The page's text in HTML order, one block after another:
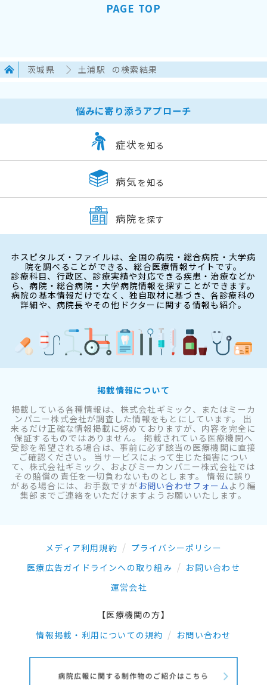
PAGE TOP
茨城県 土浦駅 の検索結果
悩みに寄り添うアプローチ
症状 を知る
病気 を知る
病院 を探す
ホスピタルズ・ファイルは、全国の病院・総合病院・大学病
院を調べることができる、総合医療情報サイトです。
診療科目、行政区、診療実績や対応できる疾患・治療などか
ら、病院・総合病院・大学病院情報を探すことができます。
病院の基本情報だけでなく、独自取材に基づき、各診療科の
詳細や、病院長やその他ドクターに関する情報も紹介。
掲載情報について
掲載している各種情報は、株式会社ギミック、またはミーカ
ンパニー株式会社が調査した情報をもとにしています。 出
来るだけ正確な情報掲載に努めておりますが、内容を完全に
保証するものではありません。 掲載されている医療機関へ
受診を希望される場合は、事前に必ず該当の医療機関に直接
ご確認ください。 当サービスによって生じた損害につい
て、株式会社ギミック、およびミーカンパニー株式会社では
その賠償の責任を一切負わないものとします。 情報に誤り
がある場合には、お手数ですが お問い合わせフォーム より編
集部までご連絡をいただけますようお願いいたします。
メディア利用規約
プライバシーポリシー
医療広告ガイドラインへの取り組み
お問い合わせ
運営会社
【医療機関の方】
情報掲載・利用についての規約
お問い合わせ